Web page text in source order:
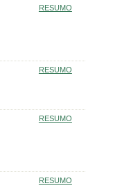
RESUMO
RESUMO
RESUMO
RESUMO